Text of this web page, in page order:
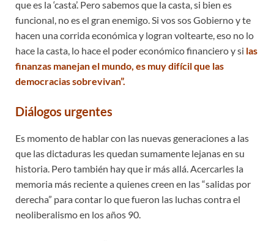
que es la ‘casta’. Pero sabemos que la casta, si bien es
funcional, no es el gran enemigo. Si vos sos Gobierno y te
hacen una corrida económica y logran voltearte, eso no lo
hace la casta, lo hace el poder económico financiero y si las
finanzas manejan el mundo, es muy difícil que las
democracias sobrevivan”.
Diálogos urgentes
Es momento de hablar con las nuevas generaciones a las
que las dictaduras les quedan sumamente lejanas en su
historia. Pero también hay que ir más allá. Acercarles la
memoria más reciente a quienes creen en las “salidas por
derecha” para contar lo que fueron las luchas contra el
neoliberalismo en los años 90.